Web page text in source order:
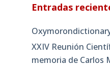
Entradas
XXIV Reunión
memoria de Carlos